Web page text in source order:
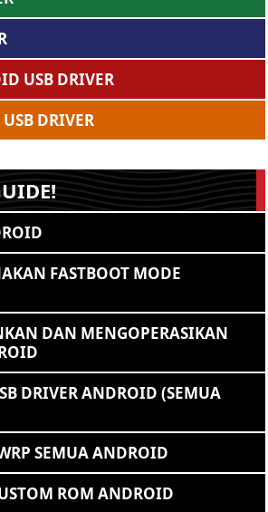
USB DRIVER
DRIVER
FASTBOOT MODE
DAN MENGOPERASIKAN
DRIVER ANDROID (SEMUA
SEMUA ANDROID
ROM ANDROID